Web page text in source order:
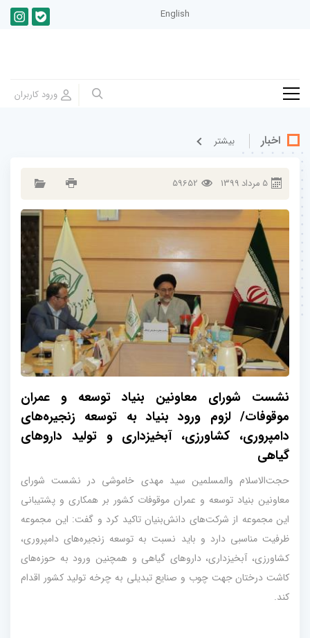
English
اخبار بيشتر
5 مرداد 1399
59652
نشست شورای معاونین بنیاد توسعه و عمران
موقوفات/ لزوم ورود بنیاد به توسعه زنجیره‌های
دامپروری، کشاورزی، آبخیزداری و تولید داروهای
گیاهی
حجت‌الاسلام والمسلمین سید مهدی خاموشی در نشست شورای
معاونین بنیاد توسعه و عمران موقوفات کشور بر همکاری و پشتیبانی
این مجموعه از شرکت‌های دانش‌بنیان تاکید کرد و گفت: این مجموعه
ظرفیت مناسبی دارد و باید نسبت به توسعه زنجیره‌های دامپروری،
کشاورزی، آبخیزداری، داروهای گیاهی و همچنین ورود به حوزه‌های
کاشت درختان جهت چوب و صنایع تبدیلی به چرخه تولید کشور اقدام
کند.